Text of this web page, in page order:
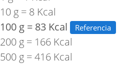
10 g = 8 Kcal
100 g = 83 Kcal
Referencia
200 g = 166 Kcal
500 g = 416 Kcal